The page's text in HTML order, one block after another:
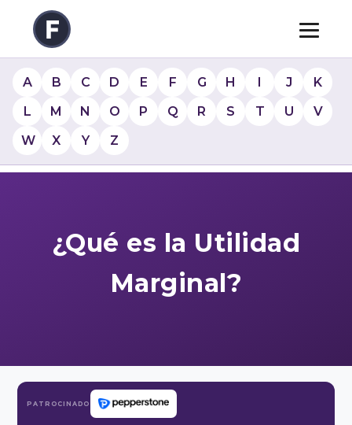
A B C D E F G H I J
K
L
M N O P Q R S T U
V
W
X Y Z
¿Qué es la Utilidad
Marginal?
PATROCINADO